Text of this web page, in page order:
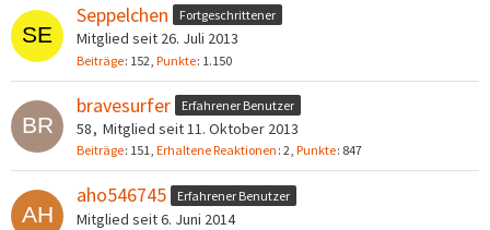
Seppelchen Fortgeschrittener
Mitglied seit 26. Juli 2013
Beiträge 152 Punkte 1.150
bravesurfer Erfahrener Benutzer
58 Mitglied seit 11. Oktober 2013
Beiträge 151 Erhaltene Reaktionen 2 Punkte 847
aho546745 Erfahrener Benutzer
Mitglied seit 6. Juni 2014